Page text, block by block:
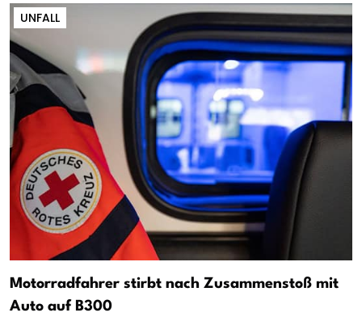
UNFALL
Motorradfahrer stirbt nach Zusammenstoß mit
Auto auf B300